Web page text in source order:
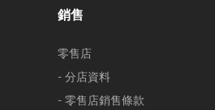
銷售
零售店
- 分店資料
- 零售店銷售條款